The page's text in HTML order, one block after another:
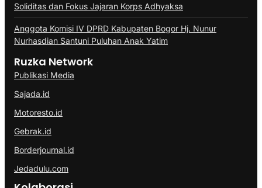
Soliditas dan Fokus Jajaran Korps Adhyaksa
Anggota Komisi IV DPRD Kabupaten Bogor Hj. Nunur
Nurhasdian Santuni Puluhan Anak Yatim
Ruzka Network
Publikasi Media
Sajada.id
Motoresto.id
Gebrak.id
Borderjournal.id
Jedadulu.com